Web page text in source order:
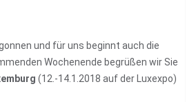
und für uns beginnt auch die
Wochenende begrüßen wir Sie
(12.-14.1.2018 auf der Luxexpo)